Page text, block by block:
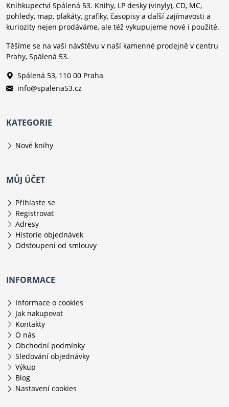
Knihkupectví Spálená 53. Knihy, LP desky (vinyly), CD, MC,
pohledy, map, plakáty, grafiky, časopisy a další zajímavosti a
kuriozity nejen prodáváme, ale též vykupujeme nové i použité.
Těšíme se na vaši návštěvu v naší kamenné prodejně v centru
Prahy, Spálená 53.
Spálená 53, 110 00 Praha
info@spalena53.cz
KATEGORIE
Nové knihy
MŮJ ÚČET
Přihlaste se
Registrovat
Adresy
Historie objednávek
Odstoupení od smlouvy
INFORMACE
Informace o cookies
Jak nakupovat
Kontakty
O nás
Obchodní podmínky
Sledování objednávky
Výkup
Blog
Nastavení cookies